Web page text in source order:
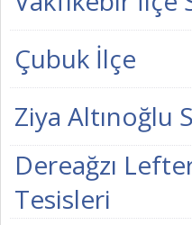
Çubuk İlçe
Ziya Altınoğlu
Dereağzı
Tesisleri